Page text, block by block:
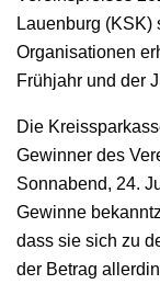
Lauenburg (KSK)
Organisationen
Frühjahr und der
Die
Gewinner des
Sonnabend, 24.
Gewinne
dass sie sich zu
der Betrag